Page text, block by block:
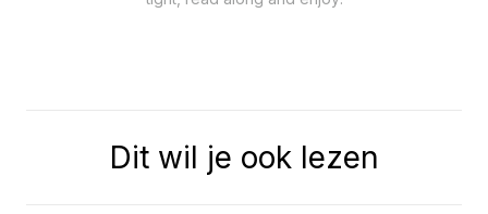
Dit wil je ook lezen